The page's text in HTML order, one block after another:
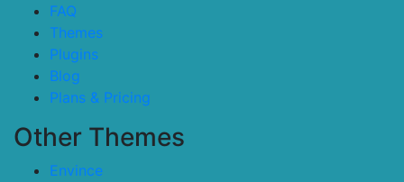
FAQ
Themes
Plugins
Blog
Plans & Pricing
Other Themes
Envince